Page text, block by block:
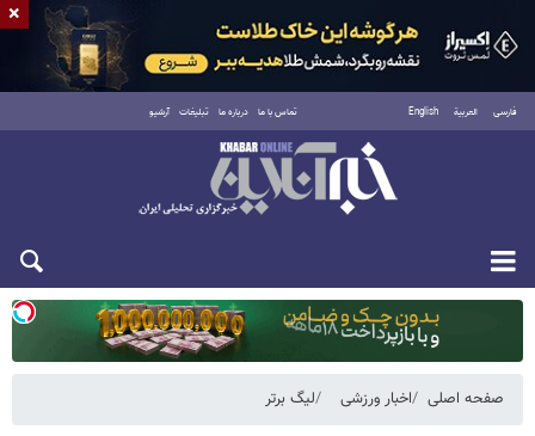
فارسی العربية English تماس با ما درباره ما تبلیغات آرشیو
یکشنبه ۱۸ مرداد ۱۴۰۵
صفحه اصلی اخبار ورزشی لیگ برتر
×